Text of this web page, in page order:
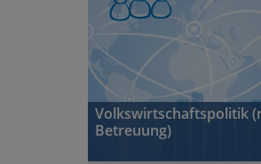
Volkswirtschaftspolitik
Betreuung)